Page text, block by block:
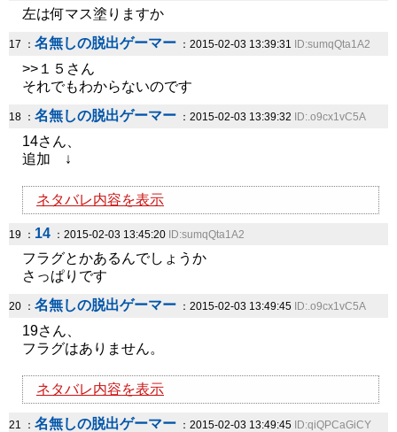
左は何マス塗りますか
17 ： 名無しの脱出ゲーマー ：2015-02-03 13:39:31 ID:sumqQta1A2
>>１５さん
それでもわからないのです
18 ： 名無しの脱出ゲーマー ：2015-02-03 13:39:32 ID:.o9cx1vC5A
14さん、
追加 ↓
ネタバレ内容を表示
19 ： 14 ：2015-02-03 13:45:20 ID:sumqQta1A2
フラグとかあるんでしょうか
さっぱりです
20 ： 名無しの脱出ゲーマー ：2015-02-03 13:49:45 ID:.o9cx1vC5A
19さん、
フラグはありません。
ネタバレ内容を表示
21 ： 名無しの脱出ゲーマー ：2015-02-03 13:49:45 ID:qiQPCaGiCY